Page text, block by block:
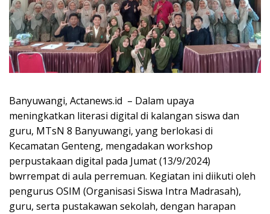
Banyuwangi, Actanews.id – Dalam upaya
meningkatkan literasi digital di kalangan siswa dan
guru, MTsN 8 Banyuwangi, yang berlokasi di
Kecamatan Genteng, mengadakan workshop
perpustakaan digital pada Jumat (13/9/2024)
bwrrempat di aula perremuan. Kegiatan ini diikuti oleh
pengurus OSIM (Organisasi Siswa Intra Madrasah),
guru, serta pustakawan sekolah, dengan harapan